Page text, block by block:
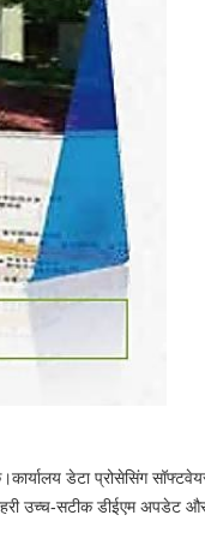
डेटा प्रोसेसिंग
उच्च-सटीक डीईएम अपडेट